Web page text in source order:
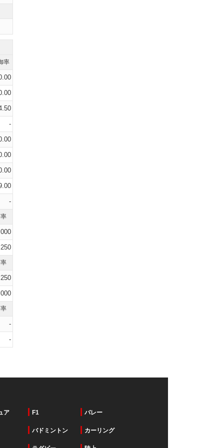
率
-
-
-
-
ア F1 バレー
バドミントン カーリング